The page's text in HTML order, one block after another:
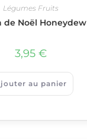
Légumes Fruits
de Noël Honeydew
3,95 €
au panier